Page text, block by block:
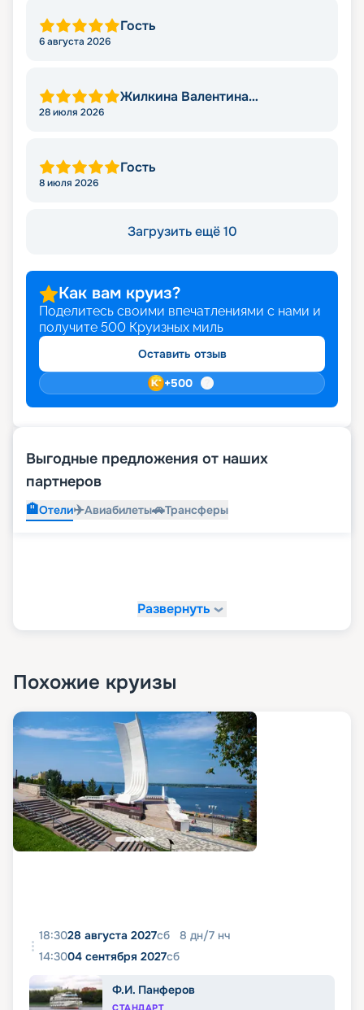
Гость
6 августа 2026
Жилкина Валентина
28 июля 2026
Гость
8 июля 2026
Загрузить ещё 10
Как вам круиз?
Поделитесь своими впечатлениями с нами и
получите 500 Круизных миль
Оставить отзыв
+500
Выгодные предложения от наших
партнеров
🏨Отели✈️Авиабилеты🚗Трансферы
Развернуть
Похожие круизы
18:3028 августа 2027сб 8 дн/7 нч
14:3004 сентября 2027сб
Ф.И. Панферов
СТАНДАРТ